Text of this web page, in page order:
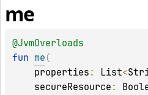
me
@JvmOverloads
fun me (
properties : List<
secureResource :